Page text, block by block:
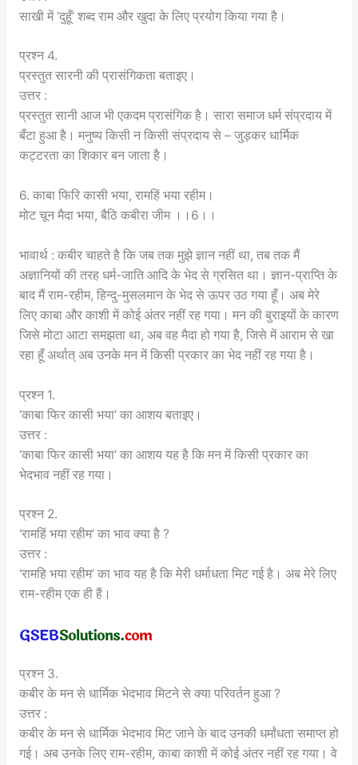
साखी में ‘दुहूँ’ शब्द राम और खुदा के लिए प्रयोग किया गया है।
प्रश्न 4.
प्रस्तुत सारनी की प्रासंगिकता बताइए।
उत्तर :
प्रस्तुत सानी आज भी एकदम प्रासंगिक है। सारा समाज धर्म संप्रदाय में
बँटा हुआ है। मनुष्य किसी न किसी संप्रदाय से – जुड़कर धार्मिक
कट्टरता का शिकार बन जाता है।
6. काबा फिरि कासी भया, रामहिं भया रहीम।
मोट चून मैदा भया, बैठि कबीरा जीम ।।6।।
भावार्थ : कबीर चाहते है कि जब तक मुझे ज्ञान नहीं था, तब तक मैं
अज्ञानियों की तरह धर्म-जाति आदि के भेद से ग्रसित था। ज्ञान-प्राप्ति के
बाद मैं राम-रहीम, हिन्दु-मुसलमान के भेद से ऊपर उठ गया हूँ। अब मेरे
लिए काबा और काशी में कोई अंतर नहीं रह गया। मन की बुराइयों के कारण
जिसे मोटा आटा समझता था, अब वह मैदा हो गया है, जिसे में आराम से खा
रहा हूँ अर्थात् अब उनके मन में किसी प्रकार का भेद नहीं रह गया है।
प्रश्न 1.
‘काबा फिर कासी भया’ का आशय बताइए।
उत्तर :
‘काबा फिर कासी भया’ का आशय यह है कि मन में किसी प्रकार का
भेदभाव नहीं रह गया।
प्रश्न 2.
‘रामहिं भया रहीम’ का भाव क्या है ?
उत्तर :
‘रामहि भया रहीम’ का भाव यह है कि मेरी धर्माधता मिट गई है। अब मेरे लिए
राम-रहीम एक ही हैं।
प्रश्न 3.
कबीर के मन से धार्मिक भेदभाव मिटने से क्या परिवर्तन हुआ ?
उत्तर :
कबीर के मन से धार्मिक भेदभाव मिट जाने के बाद उनकी धर्मांधता समाप्त हो
गई। अब उनके लिए राम-रहीम, काबा काशी में कोई अंतर नहीं रह गया। वे